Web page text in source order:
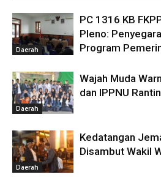
Daerah
PC 1316 KB
Pleno:
Program
Daerah
Wajah Muda
dan IPPNU
Daerah
Kedatangan
Disambut Wakil